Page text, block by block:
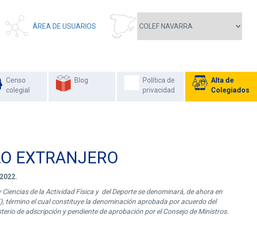
ÁREA DE USUARIOS
Censo
colegial
Blog
Política de
privacidad
Alta de
Colegiados
EXTRANJERO
de la Actividad Física y del Deporte se denominará, de ahora en
término el cual constituye la denominación aprobada por acuerdo del
de adscripción y pendiente de aprobación por el Consejo de Ministros.